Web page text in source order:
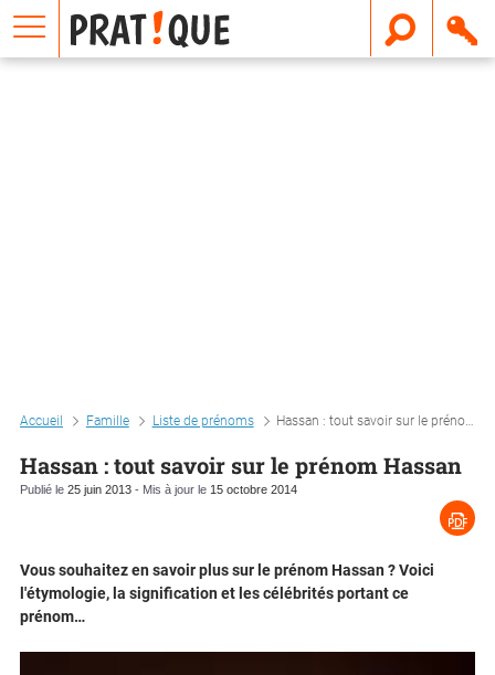
Accueil Famille Liste de prénoms Hassan : tout savoir sur le prénom hassan
Hassan : tout savoir sur le prénom Hassan
Publié le 25 juin 2013 - Mis à jour le 15 octobre 2014
Vous souhaitez en savoir plus sur le prénom Hassan ? Voici
l'étymologie, la signification et les célébrités portant ce
prénom…
E
m
a